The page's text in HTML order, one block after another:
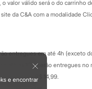
e encontrar
valor válido será o do carrinho
da C&A com a modalidade
entregues em até 4h (exceto
até as 10h, serão entregues
a rápida é R$ 14,99.